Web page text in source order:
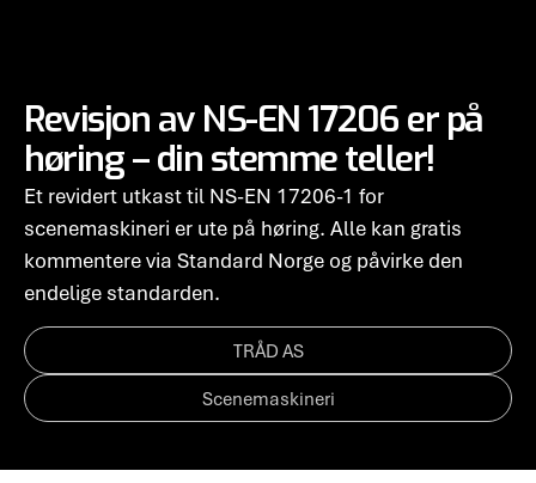
Revisjon av NS-EN 17206 er på
høring – din stemme teller!
Et revidert utkast til NS-EN 17206-1 for
scenemaskineri er ute på høring. Alle kan gratis
kommentere via Standard Norge og påvirke den
endelige standarden.
TRÅD AS
Scenemaskineri